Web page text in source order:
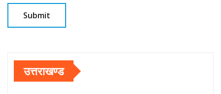
उत्तराखण्ड